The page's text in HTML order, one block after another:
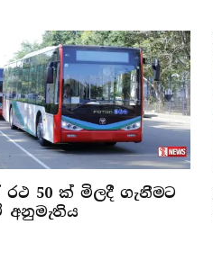
50 ක් මිලදී ගැනීමට
අනුමැතිය